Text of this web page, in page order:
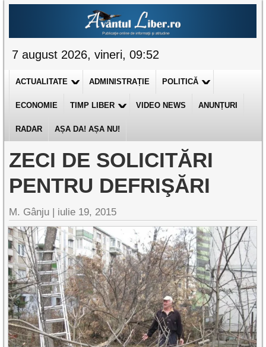
7 august 2026, vineri, 09:52
ACTUALITATE ADMINISTRAȚIE POLITICĂ
ECONOMIE TIMP LIBER VIDEO NEWS ANUNȚURI
RADAR AȘA DA! AȘA NU!
ZECI DE SOLICITĂRI
PENTRU DEFRIŞĂRI
M. Gânju | iulie 19, 2015